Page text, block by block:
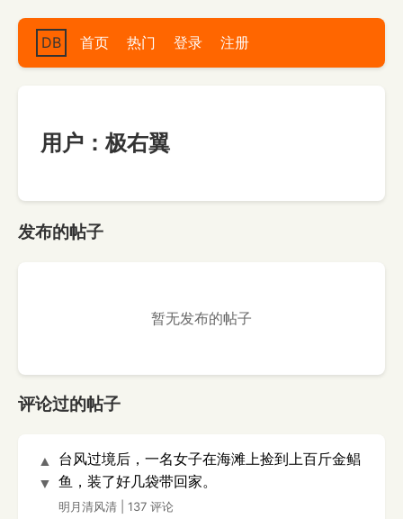
DB 首页 热门 登录 注册
用户：极右翼
发布的帖子
暂无发布的帖子
评论过的帖子
▲
▼
台风过境后，一名女子在海滩上捡到上百斤金鲳
鱼，装了好几袋带回家。
明月清风清 137 评论